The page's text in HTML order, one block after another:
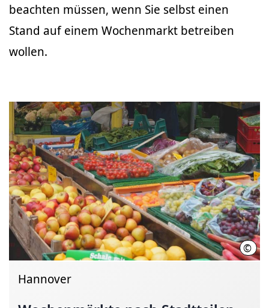
beachten müssen, wenn Sie selbst einen
Stand auf einem Wochenmarkt betreiben
wollen.
© LHH
Hannover